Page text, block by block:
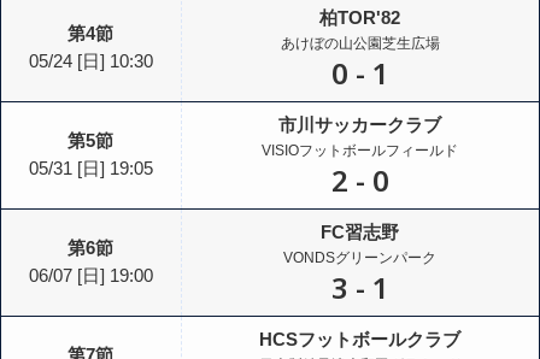
第4節
05/24 [日] 10:30
柏TOR'82
あけぼの山公園芝生広場
0 - 1
第5節
05/31 [日] 19:05
市川サッカークラブ
VISIOフットボールフィールド
2 - 0
第6節
06/07 [日] 19:00
FC習志野
VONDSグリーンパーク
3 - 1
HCSフットボールクラブ